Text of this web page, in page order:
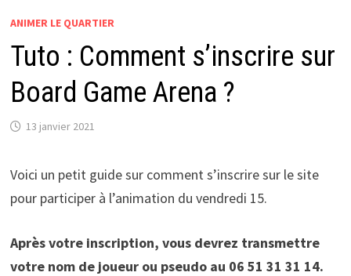
ANIMER LE QUARTIER
Tuto : Comment s’inscrire sur
Board Game Arena ?
13 janvier 2021
Voici un petit guide sur comment s’inscrire sur le site
pour participer à l’animation du vendredi 15.
Après votre inscription, vous devrez transmettre
votre nom de joueur ou pseudo au 06 51 31 31 14.